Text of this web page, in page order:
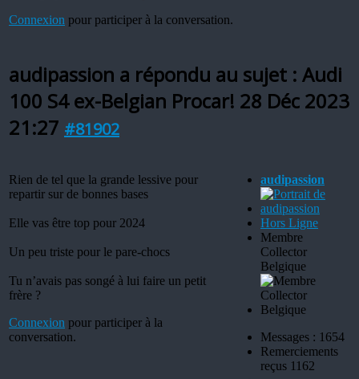
Connexion pour participer à la conversation.
audipassion a répondu au sujet : Audi
100 S4 ex-Belgian Procar! 28 Déc 2023
21:27 #81902
Rien de tel que la grande lessive pour
repartir sur de bonnes bases
Elle vas être top pour 2024
Un peu triste pour le pare-chocs
Tu n’avais pas songé à lui faire un petit
frère ?
Connexion pour participer à la
conversation.
audipassion
Hors Ligne
Membre
Collector
Belgique
Messages : 1654
Remerciements
reçus 1162